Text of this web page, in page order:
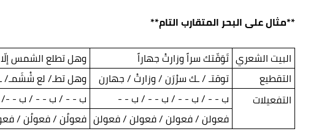
**مثال على البحر المتقارب التام**
البيت الشعري تَوَقّتك سراً وزارتْ جهاراً
وهل تطلع الشمس إلّا
التقطيع
توقتـ / ـك سرْرَن / وزارتْ / جهارن
وهل تطـ/ لع شْشَمـ/
التفعيلات
ب - - / ب - - / ب - - / ب - -
ب - - / ب - - / ب -
فعولن / فعولن / فعولن / فعولن فعولُن / فعولُن /